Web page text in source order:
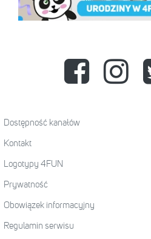
Dostępność kanałów
Kontakt
Logotypy 4FUN
Prywatność
Obowiązek informacyjny
Regulamin serwisu